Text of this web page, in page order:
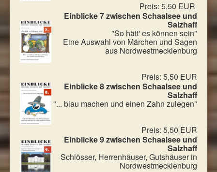
Preis: 5,50 EUR
Einblicke 7 zwischen Schaalsee und
Salzhaff
"So hätt' es können sein"
Eine Auswahl von Märchen und Sagen
aus Nordwestmecklenburg
Preis: 5,50 EUR
Einblicke 8 zwischen Schaalsee und
Salzhaff
"... blau machen und einen Zahn zulegen"
Preis: 5,50 EUR
Einblicke 9 zwischen Schaalsee und
Salzhaff
Schlösser, Herrenhäuser, Gutshäuser in
Nordwestmecklenburg